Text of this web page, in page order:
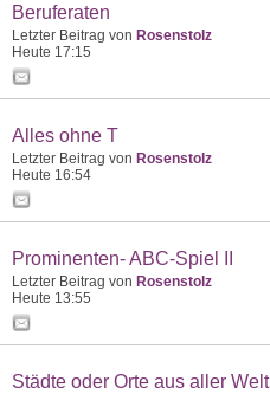
Beruferaten
Letzter Beitrag von Rosenstolz
Heute 17:15
Alles ohne T
Letzter Beitrag von Rosenstolz
Heute 16:54
Prominenten- ABC-Spiel II
Letzter Beitrag von Rosenstolz
Heute 13:55
Städte oder Orte aus aller Welt